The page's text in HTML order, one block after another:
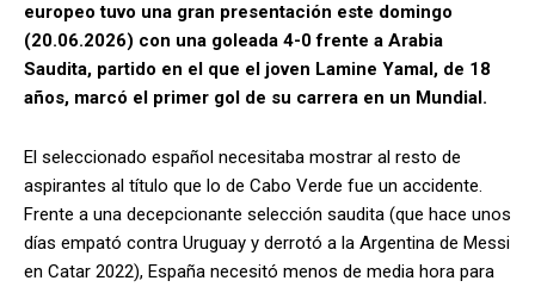
europeo tuvo una gran presentación este domingo
(20.06.2026) con una goleada 4-0 frente a Arabia
Saudita, partido en el que el joven Lamine Yamal, de 18
años, marcó el primer gol de su carrera en un Mundial.
El seleccionado español necesitaba mostrar al resto de
aspirantes al título que lo de Cabo Verde fue un accidente.
Frente a una decepcionante selección saudita (que hace unos
días empató contra Uruguay y derrotó a la Argentina de Messi
en Catar 2022), España necesitó menos de media hora para